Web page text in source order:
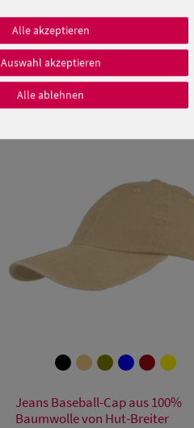
Einheitsgröße
Jeans Baseball-Cap aus 100%
Baumwolle von Hut-Breiter
Alle akzeptieren
Auswahl akzeptieren
Alle ablehnen